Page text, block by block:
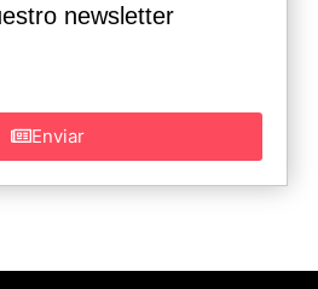
newsletter
Enviar